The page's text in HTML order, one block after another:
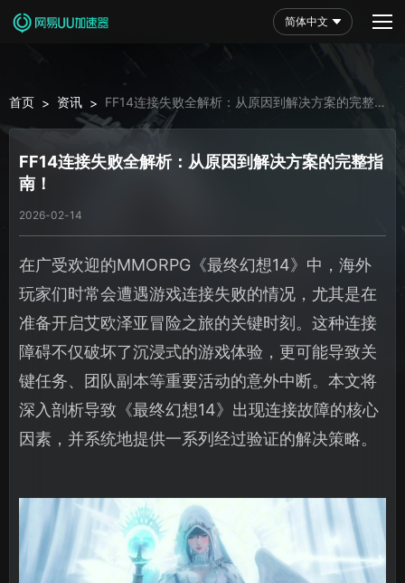
简体中文
首页 > 资讯 > FF14连接失败全解析：从原因到解决方案的完整指
南！
FF14连接失败全解析：从原因到解决方案的完整指
南！
2026-02-14
在广受欢迎的MMORPG《最终幻想14》中，海外
玩家们时常会遭遇游戏连接失败的情况，尤其是在
准备开启艾欧泽亚冒险之旅的关键时刻。这种连接
障碍不仅破坏了沉浸式的游戏体验，更可能导致关
键任务、团队副本等重要活动的意外中断。本文将
深入剖析导致《最终幻想14》出现连接故障的核心
因素，并系统地提供一系列经过验证的解决策略。